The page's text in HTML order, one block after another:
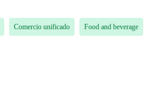
Comercio unificado Food and beverage